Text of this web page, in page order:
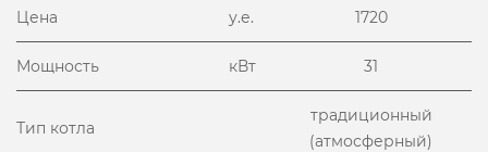
Цена у.е. 1720
Мощность кВт 31
Тип котла
традиционный
(атмосферный)